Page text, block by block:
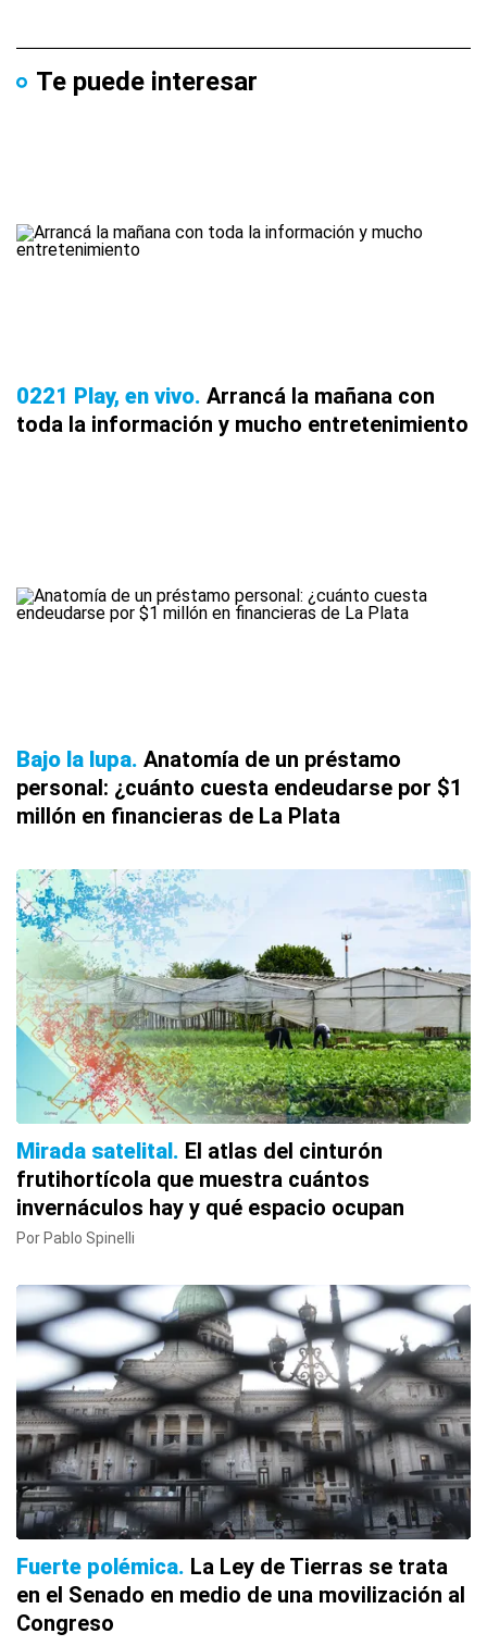
Te puede interesar
0221 Play, en vivo Arrancá la mañana con
toda la información y mucho entretenimiento
Bajo la lupa Anatomía de un préstamo
personal: ¿cuánto cuesta endeudarse por $1
millón en financieras de La Plata
Mirada satelital El atlas del cinturón
frutihortícola que muestra cuántos
invernáculos hay y qué espacio ocupan
Por Pablo Spinelli
Fuerte polémica La Ley de Tierras se trata
en el Senado en medio de una movilización al
Congreso